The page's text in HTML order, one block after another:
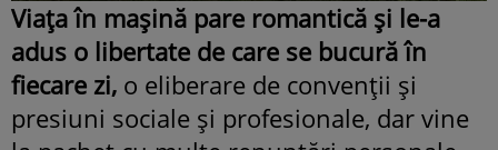
Viața în mașină pare romantică și le-a
adus o libertate de care se bucură în
fiecare zi, o eliberare de convenții și
presiuni sociale și profesionale, dar vine